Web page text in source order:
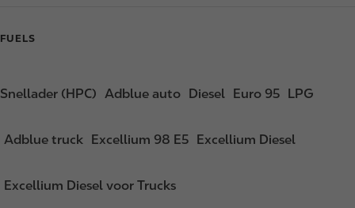
FUELS
Snellader (HPC) Adblue auto Diesel Euro 95 LPG
Adblue truck Excellium 98 E5 Excellium Diesel
Excellium Diesel voor Trucks